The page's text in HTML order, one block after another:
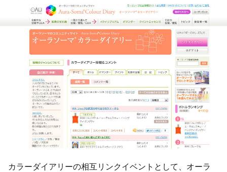
カラーダイアリーの相互リンクイベントとして、オーラ